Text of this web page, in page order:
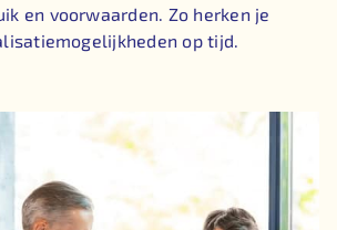
en voorwaarden. Zo herken je
op tijd.